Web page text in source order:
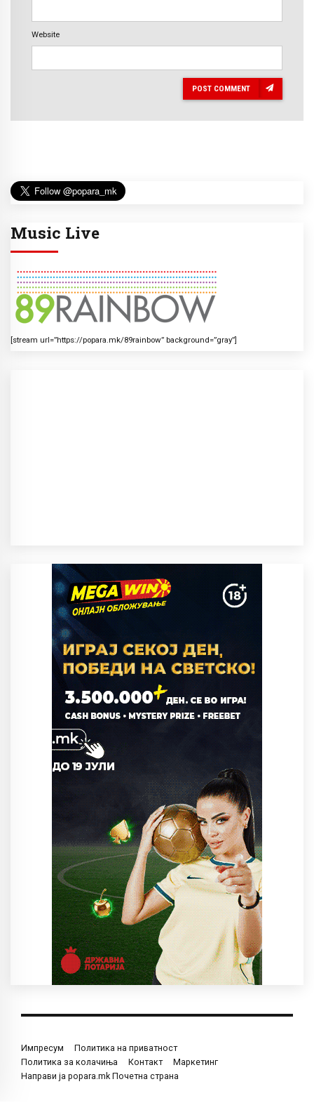
Website
POST COMMENT
Music Live
[stream url=”https://popara.mk/89rainbow” background=”gray”]
Импресум
Политика на приватност
Политика за колачиња
Контакт
Маркетинг
Направи ја popara.mk Почетна страна